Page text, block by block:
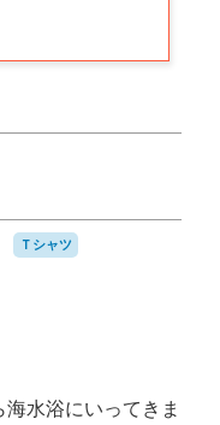
Ｔシャツ
水浴にいってきま